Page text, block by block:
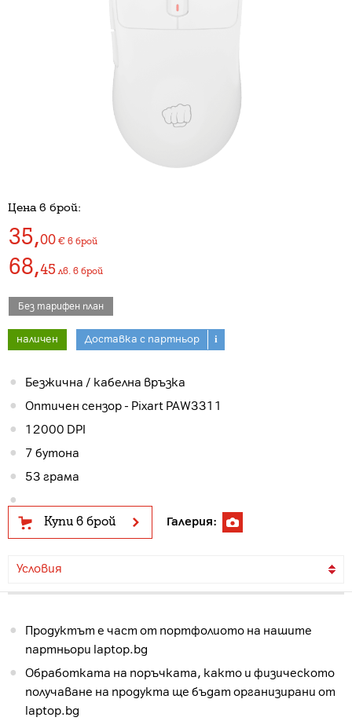
Цена в брой:
35,00 € в брой
68,45 лв. в брой
Без тарифен план
наличен Доставка с партньор i
Безжична / кабелна връзка
Оптичен сензор - Pixart PAW3311
12000 DPI
7 бутона
53 грама
Купи в брой Галерия:
Условия
Продуктът е част от портфолиото на нашите
партньори laptop.bg
Обработката на поръчката, както и физическото
получаване на продукта ще бъдат организирани от
laptop.bg